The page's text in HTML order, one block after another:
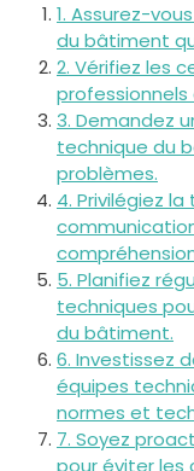
1. Assurez-
du bâtiment
2. Vérifiez les
3. Demandez
technique du
problèmes.
4. Privilégiez
5. Planifiez
techniques
du bâtiment.
6. Investissez
équipes
normes et
7. Soyez
pour éviter les